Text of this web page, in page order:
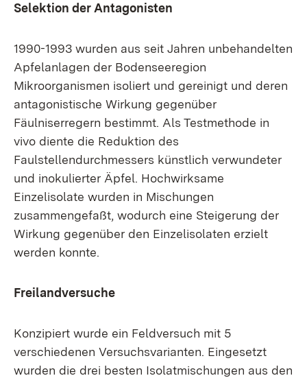
Selektion der Antagonisten
1990-1993 wurden aus seit Jahren unbehandelten
Apfelanlagen der Bodenseeregion
Mikroorganismen isoliert und gereinigt und deren
antagonistische Wirkung gegenüber
Fäulniserregern bestimmt. Als Testmethode in
vivo diente die Reduktion des
Faulstellendurchmessers künstlich verwundeter
und inokulierter Äpfel. Hochwirksame
Einzelisolate wurden in Mischungen
zusammengefaßt, wodurch eine Steigerung der
Wirkung gegenüber den Einzelisolaten erzielt
werden konnte.
Freilandversuche
Konzipiert wurde ein Feldversuch mit 5
verschiedenen Versuchsvarianten. Eingesetzt
wurden die drei besten Isolatmischungen aus den